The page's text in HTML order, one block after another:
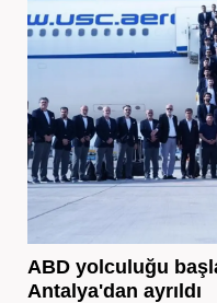
ABD yolculuğu
Antalya'dan ayrıldı